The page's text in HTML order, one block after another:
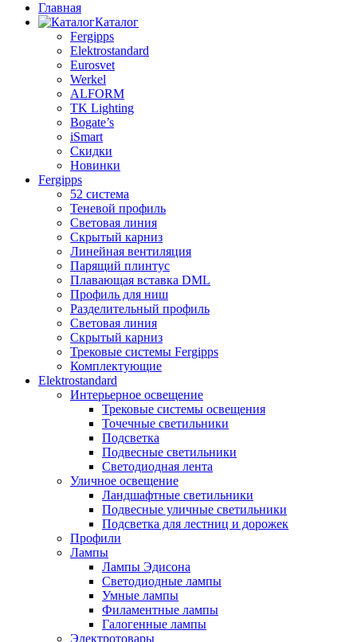
Главная
Каталог
Fergipps
Elektrostandard
Eurosvet
Werkel
ALFORM
TK Lighting
Bogate’s
iSmart
Скидки
Новинки
Fergipps
52 система
Теневой профиль
Световая линия
Скрытый карниз
Линейная вентиляция
Парящий плинтус
Плавающая вставка DML
Профиль для ниш
Разделительный профиль
Световая линия
Скрытый карниз
Трековые системы Fergipps
Комплектующие
Elektrostandard
Интерьерное освещение
Трековые системы освещения
Точечные светильники
Подсветка
Подвесные светильники
Светодиодная лента
Уличное освещение
Ландшафтные светильники
Подвесные уличные светильники
Подсветка для лестниц и дорожек
Профили
Лампы
Лампы Эдисона
Светодиодные лампы
Умные лампы
Филаментные лампы
Галогенные лампы
Электротовары